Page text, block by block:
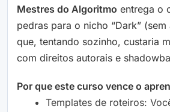
Mestres do Algoritmo entrega o
pedras para o nicho “Dark”
que, tentando sozinho, custaria
com direitos autorais e
Por que este curso vence o
Templates de roteiros: